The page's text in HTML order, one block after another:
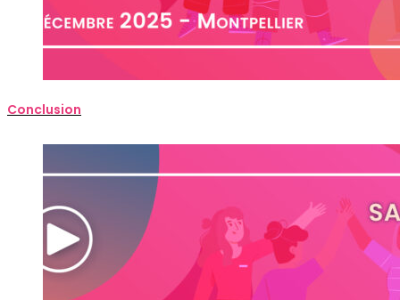
Conclusion